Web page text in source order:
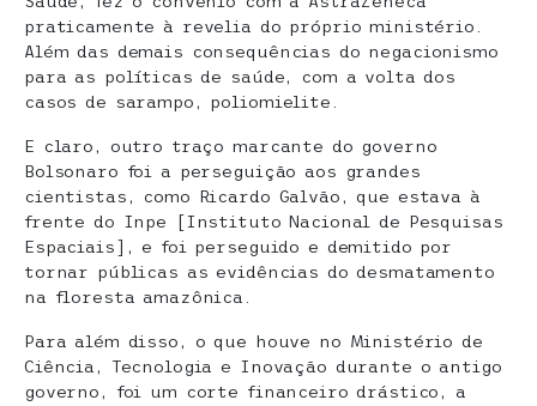
praticamente à revelia do próprio ministério.
Além das demais consequências do negacionismo
para as políticas de saúde, com a volta dos
casos de sarampo, poliomielite.
E claro, outro traço marcante do governo
Bolsonaro foi a perseguição aos grandes
cientistas, como Ricardo Galvão, que estava à
frente do Inpe [Instituto Nacional de Pesquisas
Espaciais], e foi perseguido e demitido por
tornar públicas as evidências do desmatamento
na floresta amazônica.
Para além disso, o que houve no Ministério de
Ciência, Tecnologia e Inovação durante o antigo
governo, foi um corte financeiro drástico, a